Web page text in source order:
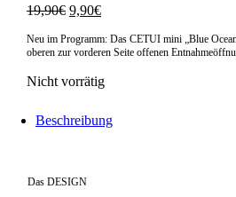
19,90€ Ursprünglicher
war:
19,90€
9,90€Aktueller
ist:
9,90€.
Neu im Programm: Das CETUI mini „Blue
oberen zur vorderen Seite offenen
Nicht vorrätig
Beschreibung
Das DESIGN